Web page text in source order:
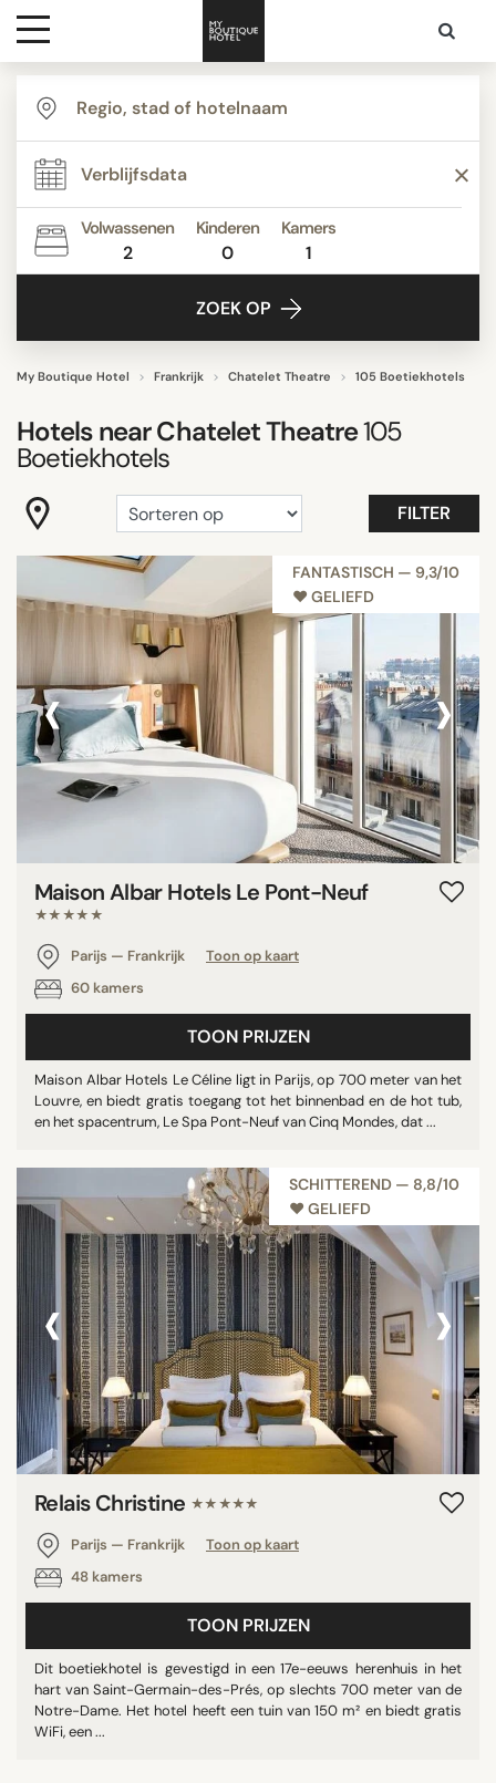
Bestemmingen
Hoteltypes
Contact
Volwassenen
2
Kinderen
0
Kamers
1
ZOEK OP
My Boutique Hotel Frankrijk Chatelet Theatre 105 Boetiekhotels
Hotels nearChatelet Theatre105
Boetiekhotels
FILTER
TYPE
Appartementen
Boetiekhotels
Budget Hotels
Business Hotels
Grand Luxe
Klassiek-Contemporaine
Budget Boutique Hotels Paris
Favoriet
Kamer met uitzicht
Maison & Objet
Millennials
Ongelooflijke Hotels
Toon alle
Balkon
Familiekamers
Restaurant
Rooftop
Spa
Sporthal
Toon alle
niet beoordeeld
1 ster
3 sterren
4 sterren
5 sterren
BEOORDELINGSSCORE
7/10
8/10
9/10
10/10
FANTASTISCH — 9,3/10
♥︎ GELIEFD
‹ ›
Maison Albar Hotels Le Pont-Neuf
★★★★★
Parijs — Frankrijk
Toon op kaart
60 kamers
TOON PRIJZEN
Maison Albar Hotels Le Céline ligt in Parijs, op 700 meter van het
Louvre, en biedt gratis toegang tot het binnenbad en de hot tub,
en het spacentrum, Le Spa Pont-Neuf van Cinq Mondes, dat ...
SCHITTEREND — 8,8/10
♥︎ GELIEFD
‹ ›
Relais Christine ★★★★★
Parijs — Frankrijk
Toon op kaart
48 kamers
TOON PRIJZEN
Dit boetiekhotel is gevestigd in een 17e-eeuws herenhuis in het
hart van Saint-Germain-des-Prés, op slechts 700 meter van de
Notre-Dame. Het hotel heeft een tuin van 150 m² en biedt gratis
WiFi, een ...